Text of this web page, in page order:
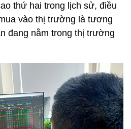
thứ hai trong lịch sử, điều
vào thị trường là tương
đang nằm trong thị trường